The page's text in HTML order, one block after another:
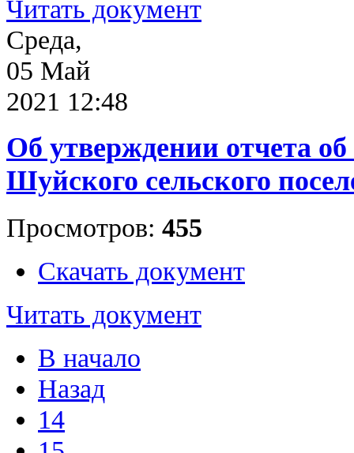
Читать документ
Среда,
05 Май
2021 12:48
Об утверждении отчета
Шуйского сельского
Просмотров: 455
Скачать документ
Читать документ
В начало
Назад
14